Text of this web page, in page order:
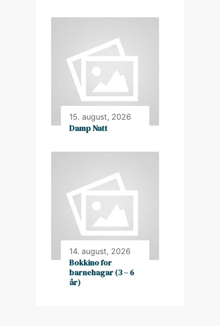
15. august, 2026
Damp Natt
14. august, 2026
Bokkino for
barnehagar (3 – 6
år)